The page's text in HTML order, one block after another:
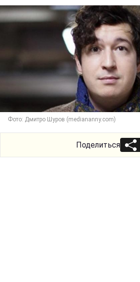
Фото: Дмитро Шуров (mediananny.com)
Поделиться